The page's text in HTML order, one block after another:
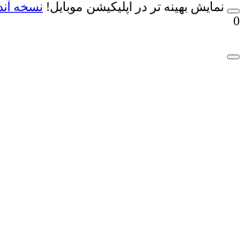
بهینه تر در اپلیکیشن موبایل!نسخه آندروید